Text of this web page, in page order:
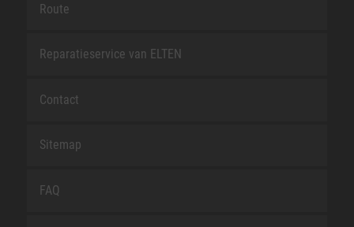
Route
Reparatieservice van ELTEN
Contact
Sitemap
FAQ